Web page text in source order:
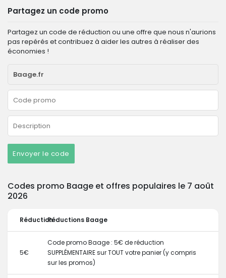
Partagez un code promo
Partagez un code de réduction ou une offre que nous n'aurions
pas repérés et contribuez à aider les autres à réaliser des
économies !
Envoyer le code
Codes promo Baage et offres populaires le 7 août
2026
RéductionRéductions Baage
5€
Code promo Baage : 5€ de réduction
SUPPLÉMENTAIRE sur TOUT votre panier (y compris
sur les promos)